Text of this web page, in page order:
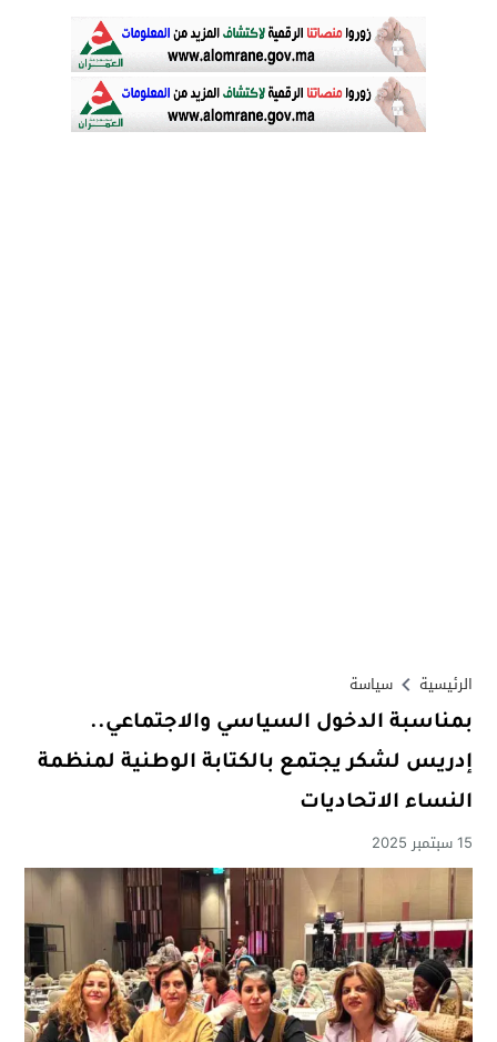
الرئيسية سياسة
بمناسبة الدخول السياسي والاجتماعي..
إدريس لشكر يجتمع بالكتابة الوطنية لمنظمة
النساء الاتحاديات
15 سبتمبر 2025